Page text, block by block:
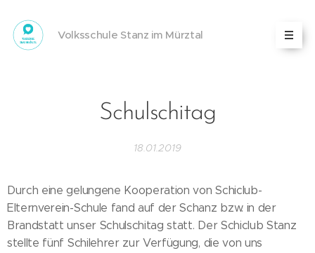
Volksschule Stanz im Mürztal
Schulschitag
18.01.2019
Durch eine gelungene Kooperation von Schiclub-
Elternverein-Schule fand auf der Schanz bzw. in der
Brandstatt unser Schulschitag statt. Der Schiclub Stanz
stellte fünf Schilehrer zur Verfügung, die von uns